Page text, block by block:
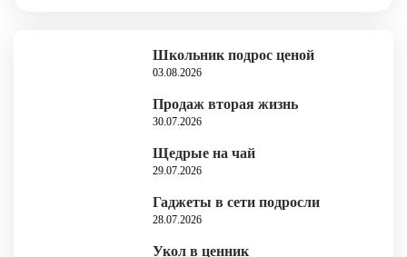
Школьник подрос ценой
03.08.2026
Продаж вторая жизнь
30.07.2026
Щедрые на чай
29.07.2026
Гаджеты в сети подросли
28.07.2026
Укол в ценник